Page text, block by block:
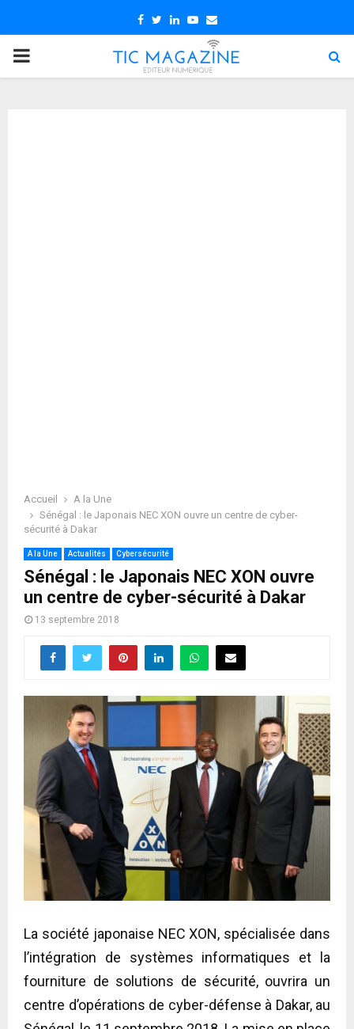
Facebook
TwitterLinkedin
Youtube
Email
PRIMARY
Accueil
A la Une
Sénégal : le Japonais NEC XON ouvre un centre de cyber-
sécurité à Dakar
A la Une Actualités Cybersécurité
Sénégal : le Japonais NEC XON ouvre
un centre de cyber-sécurité à Dakar
13 septembre 2018
La société japonaise NEC XON, spécialisée dans
l’intégration de systèmes informatiques et la
fourniture de solutions de sécurité, ouvrira un
centre d’opérations de cyber-défense à Dakar, au